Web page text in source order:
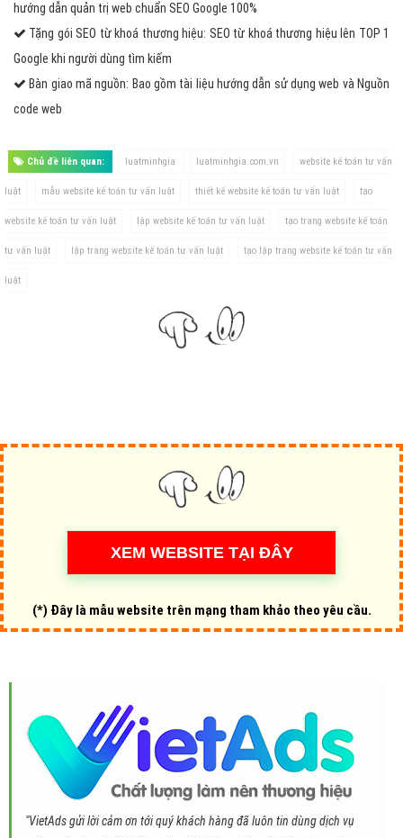
hướng dẫn quản trị web chuẩn SEO Google 100%
Tặng gói SEO từ khoá thương hiệu: SEO từ khoá thương hiệu lên TOP 1
Google khi người dùng tìm kiếm
Bàn giao mã nguồn: Bao gồm tài liệu hướng dẫn sử dụng web và Nguồn
code web
Chủ đề liên quan: luatminhgia luatminhgia.com.vn website kế toán tư vấn
luật mẫu website kế toán tư vấn luật thiết kế website kế toán tư vấn luật tạo
website kế toán tư vấn luật lập website kế toán tư vấn luật tạo trang website kế toán
tư vấn luật lập trang website kế toán tư vấn luật tạo lập trang website kế toán tư vấn
luật
(*) Đây là mẫu website trên mạng tham khảo theo yêu cầu.
"VietAds gửi lời cảm ơn tới quý khách hàng đã luôn tin dùng dịch vụ